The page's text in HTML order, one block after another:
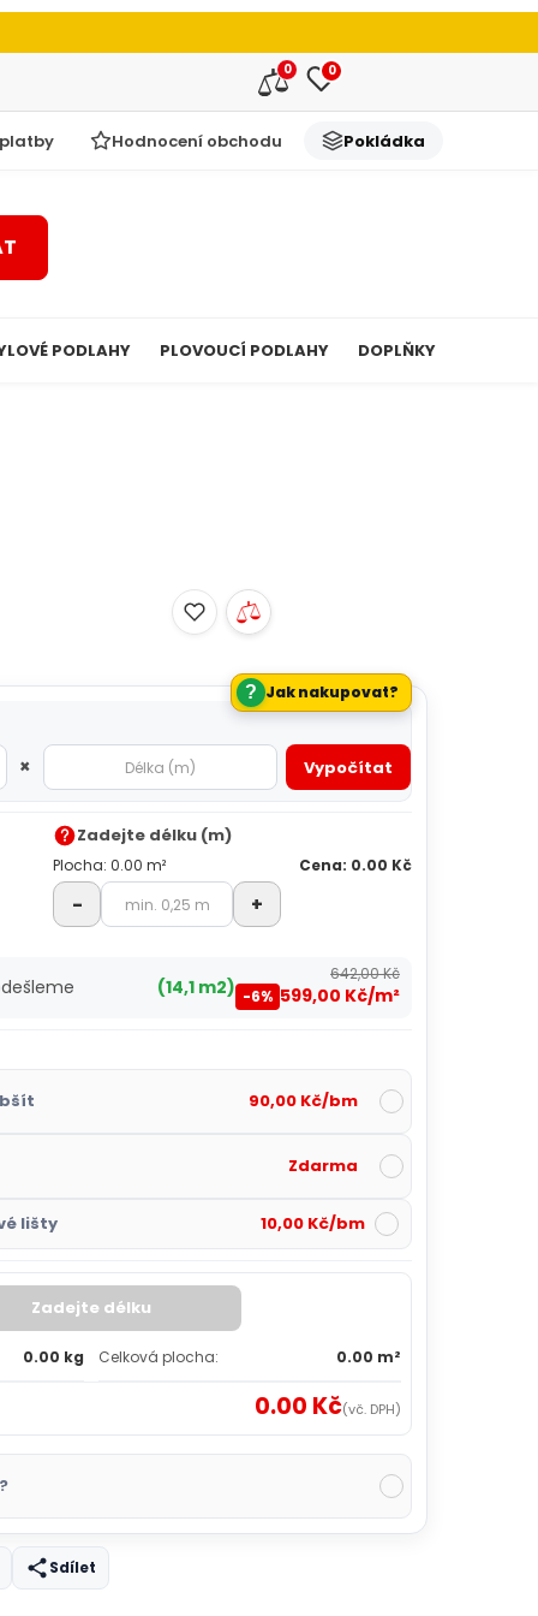
0 0
Hodnocení obchodu Pokládka
PODLAHY PLOVOUCÍ PODLAHY DOPLŇKY
× Vypočítat
Zadejte délku (m)
Plocha: 0.00 m² Cena: 0.00 Kč
- +
(14,1 m2)
642,00 Kč
-6% 599,00 Kč/m²
90,00 Kč/bm
Zdarma
lišty 10,00 Kč/bm
0.00 kg Celková plocha: 0.00 m²
0.00 Kč(vč. DPH)
Zadejte délku
? Jak nakupovat?
Sdílet